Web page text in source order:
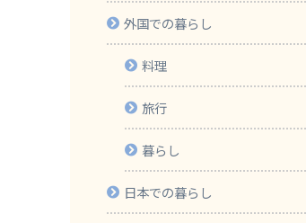
外国での暮らし
料理
旅行
暮らし
日本での暮らし